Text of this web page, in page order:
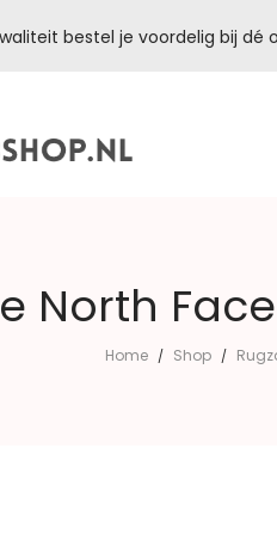
bestel je voordelig bij dé
North
Home / Shop /